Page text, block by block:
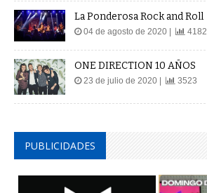
La Ponderosa Rock and Roll
04 de agosto de 2020 | 4182
ONE DIRECTION 10 AÑOS
23 de julio de 2020 | 3523
PUBLICIDADES